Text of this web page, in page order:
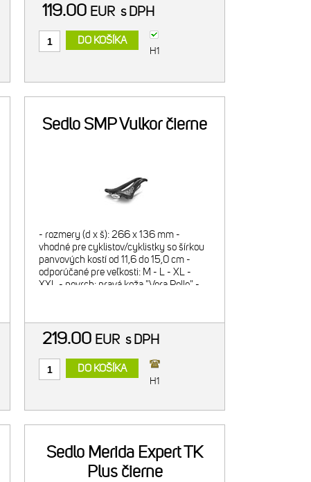
119.00 EUR s DPH
DO KOŠÍKA
H1
Sedlo SMP Vulkor čierne
- rozmery (d x š): 266 x 136 mm -
vhodné pre cyklistov/cyklistky so šírkou
panvových kostí od 11,6 do 15,0 cm -
odporúčané pre veľkosti: M - L - XL -
XXL - povrch: pravá koža "Vera Pelle" -
219.00 EUR s DPH
DO KOŠÍKA
H1
Sedlo Merida Expert TK
Plus čierne